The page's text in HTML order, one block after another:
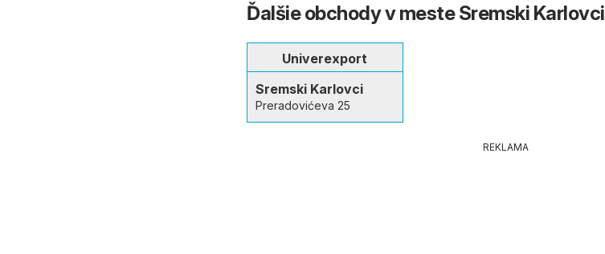
Ďalšie obchody v meste Sremski Karlovci
Univerexport
Sremski Karlovci
Preradovićeva 25
REKLAMA